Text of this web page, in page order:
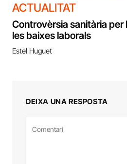
ACTUALITAT
Controvèrsia sanitària per
les baixes laborals
Estel Huguet
DEIXA UNA RESPOSTA